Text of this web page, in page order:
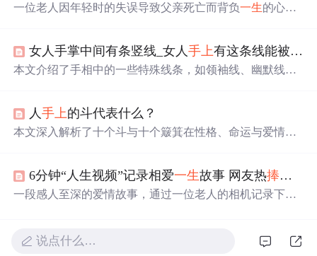
一位老人因年轻时的失误导致父亲死亡而背负一生的心理
女人手掌中间有条竖线_女人手上有这条线能被宠爱
本文介绍了手相中的一些特殊线条，如领袖线、幽默线、
感、贵人运、抱负、健康状况、直觉、创造力、好运和家
庭运势等有关。通过理解这些线条，可以洞察个人的潜在
人手上的斗代表什么？
本文深入解析了十个斗与十个簸箕在性格、命运与爱情方
6分钟“人生视频”记录相爱一生故事 网友热捧称看
一段感人至深的爱情故事，通过一位老人的相机记录下
说点什么…